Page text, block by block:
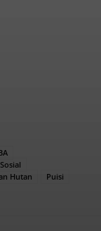
Hutan
Puisi